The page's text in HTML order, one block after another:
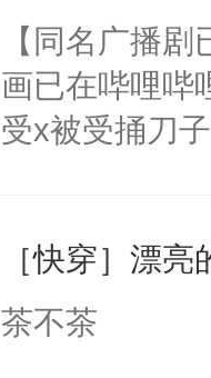
不愧是大佬
悉，嗷？这不
可以先看仙帝
坠落神界的
冷漠，更是他
回，他仍记得
不来师尊一句
骄纵和死缠
人。梁允闯
命去填。梁允
【同名广播
画已在哔哩哔
受x被受捅刀
病，一个个
上了还是无动
［快穿］漂
茶不茶